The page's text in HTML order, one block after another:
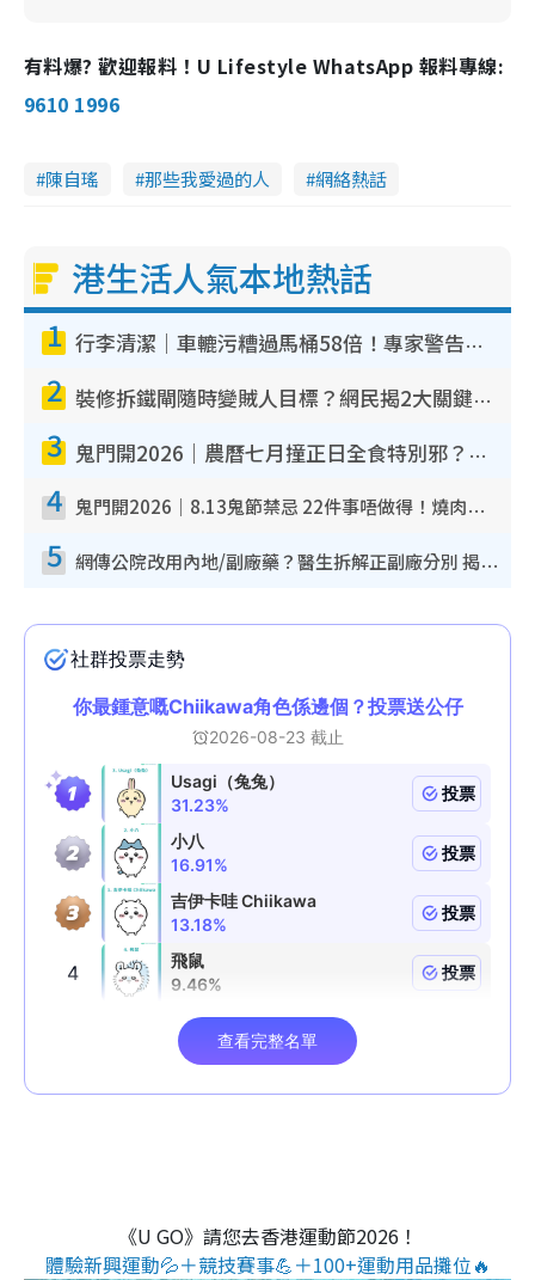
有料爆? 歡迎報料！U Lifestyle WhatsApp 報料專線:
9610 1996
陳自瑤 那些我愛過的人 網絡熱話
港生活人氣本地熱話
1 行李清潔｜車轆污糟過馬桶58倍！專家警告忌用酒精抹 教1招免污手除菌
2 裝修拆鐵閘隨時變賊人目標？網民揭2大關鍵用途：裝新式等於白裝？附新舊鐵閘分別
3 鬼門開2026｜農曆七月撞正日全食特別邪？專家警告切忌做一事！揭4大禁忌+2招保平安
4 鬼門開2026｜8.13鬼節禁忌 22件事唔做得！燒肉、刺身要少食？半夜勿吹口哨/打呢個電話
5 網傳公院改用內地/副廠藥？醫生拆解正副廠分別 揭4類人換藥隨時出事
《U GO》請您去香港運動節2026！
體驗新興運動💦＋競技賽事💪＋100+運動用品攤位🔥